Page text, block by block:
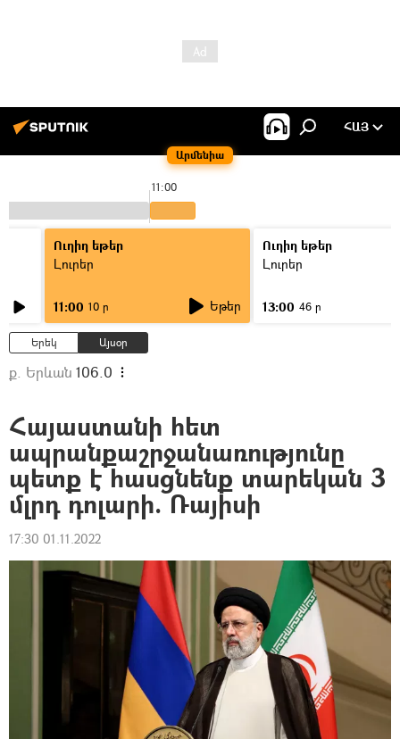
Արմենիա
ՀԱՅ
11:00
Ուղիղ եթեր
Լուրեր
11:00 10 ր Եթեր
Ուղիղ եթեր
Լուրեր
13:00 46 ր
Երեկ Այսօր
ք. Երևան 106.0
Հայաստանի հետ
ապրանքաշրջանառությունը
պետք է հասցնենք տարեկան 3
մլրդ դոլարի. Ռայիսի
17:30 01.11.2022